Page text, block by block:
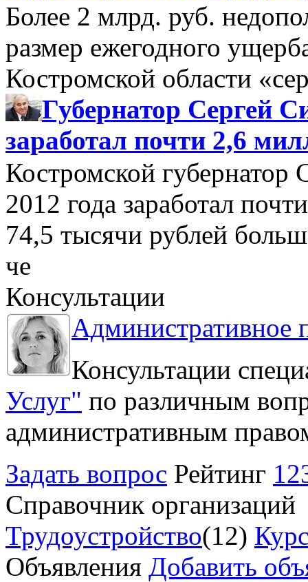
Более 2 млрд. руб.
размер ежегодного
Костромской области
Губернатор Сергей
заработал почти 2,6
Костромской губернатор
2012 года заработал
74,5 тысячи рублей
че
Консультации
Административное
Консультации
Услуг" по различным
административным
Задать вопрос Рейтинг
Справочник организаций
Трудоустройство(12)
Объявления Добавить